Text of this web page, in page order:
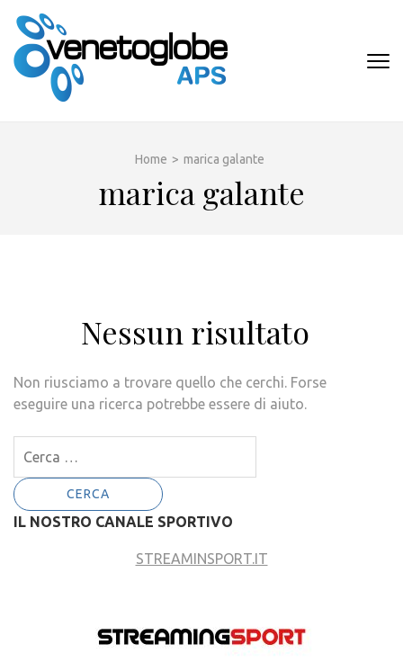
contenuto
(premi
Home > marica galante
marica galante
Nessun risultato
Non riusciamo a trovare quello che cerchi. Forse
eseguire una ricerca potrebbe essere di aiuto.
per:
IL NOSTRO CANALE SPORTIVO
STREAMINSPORT.IT